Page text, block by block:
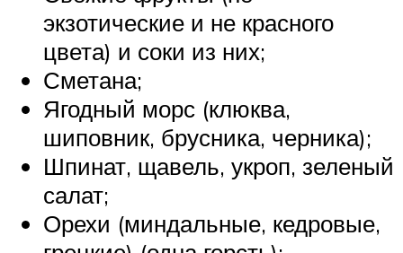
экзотические и не красного
цвета) и соки из них;
Сметана;
Ягодный морс (клюква,
шиповник, брусника, черника);
Шпинат, щавель, укроп, зеленый
салат;
Орехи (миндальные, кедровые,